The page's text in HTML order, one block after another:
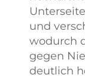
und
wodurch
gegen
deutlich